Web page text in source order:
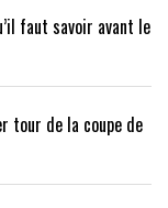
faut savoir avant le
tour de la coupe de